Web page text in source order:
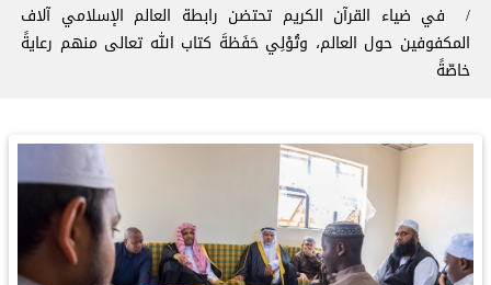
في ضياء القرآن الكريم ‏تحتضن رابطة العالم الإسلامي‬⁩ آلاف
المكفوفين حول العالم، وتُوْلِي حَفَظةَ كتاب الله تعالى منهم رعايةً
خاصّةً